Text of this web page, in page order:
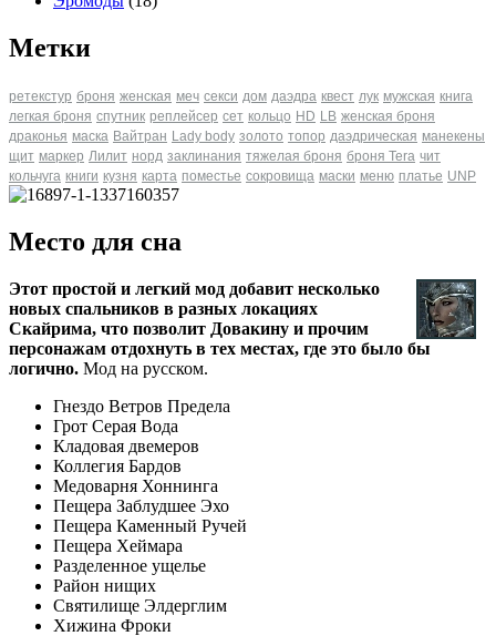
Метки
ретекстур броня женская меч секси дом даэдра квест лук мужская книга
легкая броня спутник реплейсер сет кольцо HD LB женская броня
драконья маска Вайтран Lady body золото топор даэдрическая манекены
щит маркер Лилит норд заклинания тяжелая броня броня Tera чит
кольчуга книги кузня карта поместье сокровища маски меню платье UNP
Место для сна
Этот простой и легкий мод добавит несколько
новых спальников в разных локациях
Скайрима, что позволит Довакину и прочим
персонажам отдохнуть в тех местах, где это было бы
логично. Мод на русском.
Гнездо Ветров Предела
Грот Серая Вода
Кладовая двемеров
Коллегия Бардов
Медоварня Хоннинга
Пещера Заблудшее Эхо
Пещера Каменный Ручей
Пещера Хеймара
Разделенное ущелье
Район нищих
Святилище Элдерглим
Хижина Фроки